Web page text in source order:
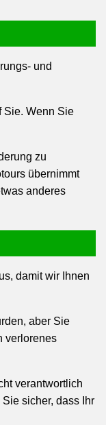
und
Sie. Wenn Sie
zu
übernimmt
anderes
damit wir Ihnen
aber Sie
verlorenes
verantwortlich
sicher, dass Ihr